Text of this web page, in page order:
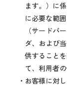
ます。）に
に必要な範
（サードパ
ダ、および
供すること
て、利用者
・お客様に対